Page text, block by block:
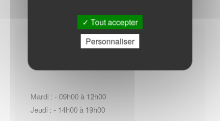
Horaires Mairie
Mardi : - 09h00 à 12h00
Jeudi : - 14h00 à 19h00
Tout accepter
Personnaliser